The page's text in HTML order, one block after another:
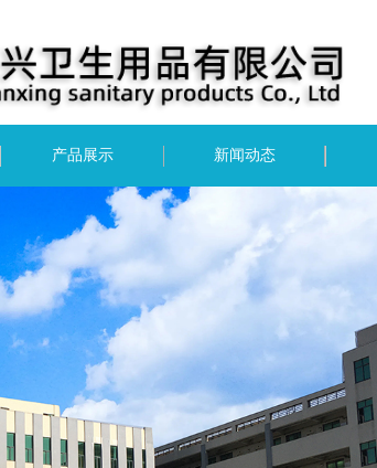
产品展示 新闻动态